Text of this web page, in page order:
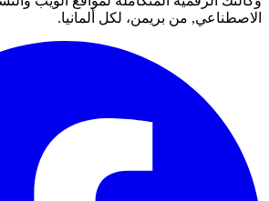
الاصطناعي, من بريمن، لكل ألمانيا.